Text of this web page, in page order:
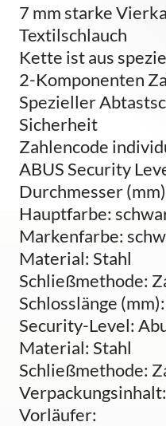
7 mm starke
Textilschlauch
Kette ist aus
2-Komponenten
Spezieller
Sicherheit
Zahlencode
ABUS Security
Durchmesser
Hauptfarbe:
Markenfarbe:
Material: Stahl
Schließmethode:
Schlosslänge
Security-Level:
Material: Stahl
Schließmethode:
Vorläufer: